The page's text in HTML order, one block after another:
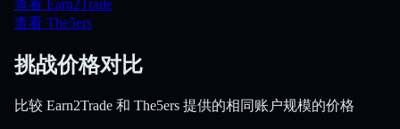
查看 Earn2Trade
查看 The5ers
挑战价格对比
比较 Earn2Trade 和 The5ers 提供的相同账户规模的价格